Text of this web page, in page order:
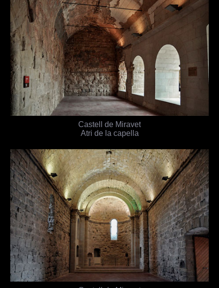
Castell de Miravet
Atri de la capella